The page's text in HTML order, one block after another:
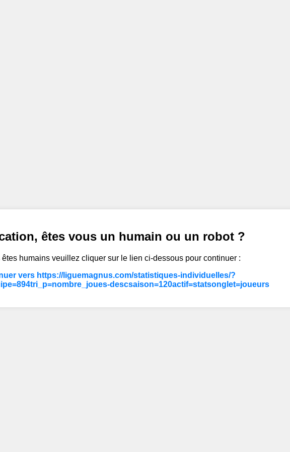
êtes vous un humain ou un robot ?
êtes humains veuillez cliquer sur le lien ci-dessous pour continuer :
vers https://liguemagnus.com/statistiques-individuelles/?
descsaison=120actif=statsonglet=joueurs